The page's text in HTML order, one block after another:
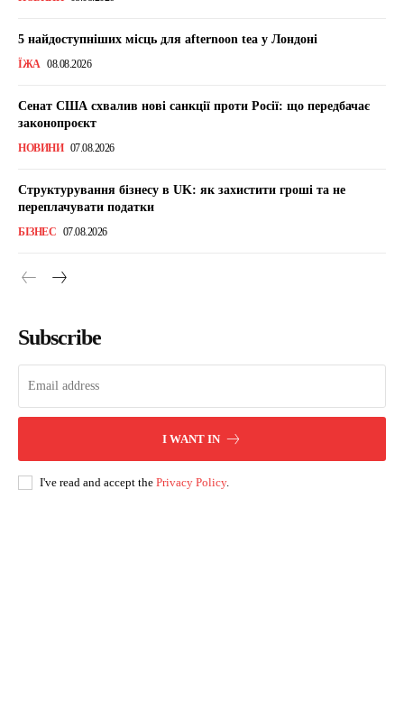
5 найдоступніших місць для afternoon tea у Лондоні
ЇЖА 08.08.2026
Сенат США схвалив нові санкції проти Росії: що передбачає
законопроєкт
НОВИНИ 07.08.2026
Структурування бізнесу в UK: як захистити гроші та не
переплачувати податки
БІЗНЕС 07.08.2026
Subscribe
I WANT IN
I've read and accept the Privacy Policy.